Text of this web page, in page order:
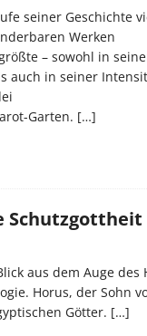
seiner Geschichte
Werken
– sowohl in
auch in seiner
Garten. […]
aus dem Auge
Horus, der Sohn
Götter. […]